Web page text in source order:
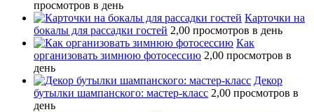
просмотров в день
Карточки на
бокалы для рассадки гостей 2,00 просмотров в день
Как
организовать зимнюю фотосессию 2,00 просмотров в
день
Декор
бутылки шампанского: мастер-класс 2,00 просмотров в
день